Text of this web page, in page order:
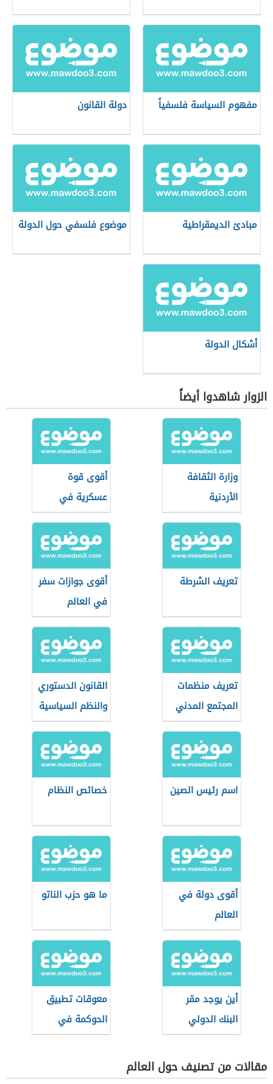
مفهوم السياسة فلسفياً دولة القانون
مبادئ الديمقراطية موضوع فلسفي حول الدولة
أشكال الدولة
الزوار شاهدوا أيضاً
وزارة الثقافة
الأردنية
أقوى قوة
عسكرية في
العالم
تعريف الشرطة
أقوى جوازات سفر
في العالم
تعريف منظمات
المجتمع المدني
القانون الدستوري
والنظم السياسية
اسم رئيس الصين خصائص النظام
أقوى دولة في
العالم
ما هو حزب الناتو
أين يوجد مقر
البنك الدولي
معوقات تطبيق
الحوكمة في
القطاع العام
مقالات من تصنيف حول العالم